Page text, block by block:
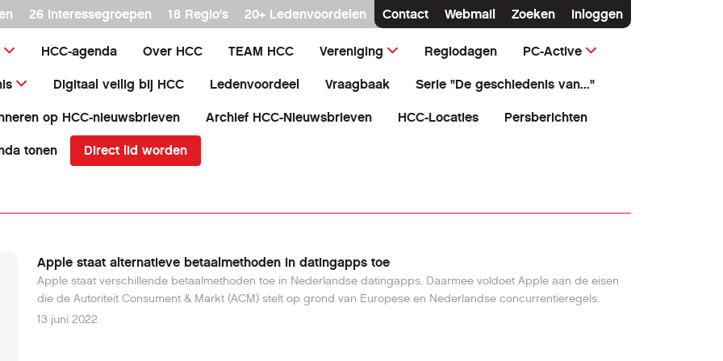
26 interessegroepen 18 Regio's 20+ Ledenvoordelen Contact Webmail Zoeken Inloggen
HCC-agenda Over HCC TEAM HCC Vereniging Regiodagen PC-Active
Digitaal veilig bij HCC Ledenvoordeel Vraagbaak Serie "De geschiedenis van..."
op HCC-nieuwsbrieven Archief HCC-Nieuwsbrieven HCC-Locaties Persberichten
tonen Direct lid worden
Apple staat alternatieve betaalmethoden in datingapps toe
Apple staat verschillende betaalmethoden toe in Nederlandse datingapps. Daarmee voldoet Apple aan de eisen
die de Autoriteit Consument & Markt (ACM) stelt op grond van Europese en Nederlandse concurrentieregels.
13 juni 2022